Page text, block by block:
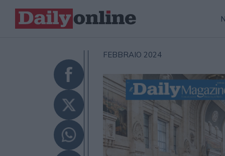
FEBBRAIO 2024